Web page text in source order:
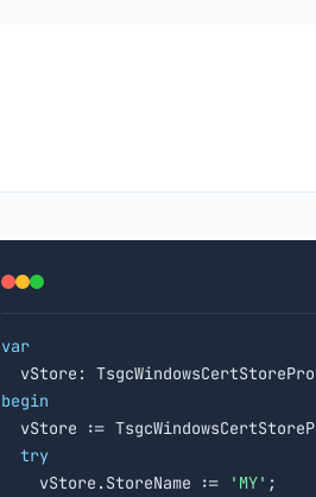
var
begin
vStore :=
try
    vStore.StoreName :=
'MY' ;